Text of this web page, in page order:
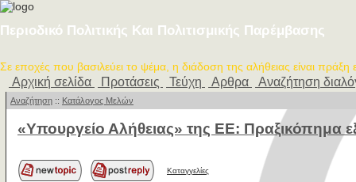
Περιοδικό Πολιτικής Και Πολιτισμικής Παρέμβασης
Σε εποχές που βασιλεύει το ψέμα, η διάδοση της αλήθειας είναι πράξη
Αρχική σελίδα Προτάσεις Τεύχη Αρθρα Αναζήτηση
Αναζήτηση :: Κατάλογος Μελών
«Υπουργείο Αλήθειας» της ΕΕ: Πραξικόπημα
Καταγγελίες